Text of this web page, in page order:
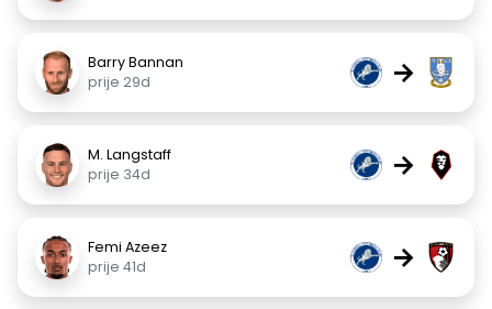
Barry Bannan
prije 29d
→
M. Langstaff
prije 34d
→
Femi Azeez
prije 41d
→